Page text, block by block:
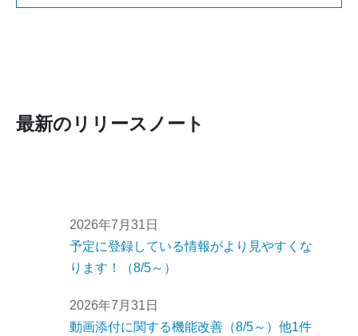
最新のリリースノート
2026年7月31日
予定に登録している情報がより見やすくな
ります！（8/5～）
2026年7月31日
動画添付に関する機能改善（8/5～）他1件